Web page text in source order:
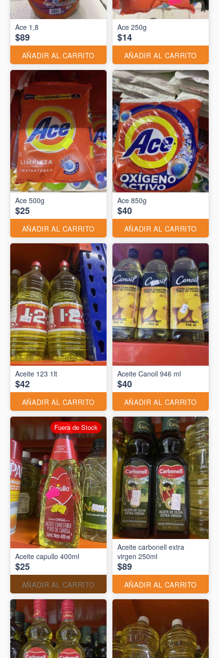
Ace 1,8
$89
AÑADIR AL CARRITO
Ace 250g
$14
AÑADIR AL CARRITO
Ace 500g
$25
AÑADIR AL CARRITO
Ace 850g
$40
AÑADIR AL CARRITO
Aceite 123 1lt
$42
AÑADIR AL CARRITO
Aceite Canoil 946 ml
$40
AÑADIR AL CARRITO
Aceite capullo 400ml
$25
AÑADIR AL CARRITO
Fuera de Stock
Aceite carbonell extra
virgen 250ml
$89
AÑADIR AL CARRITO